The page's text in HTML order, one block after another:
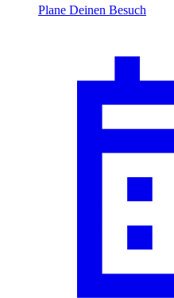
Plane Deinen Besuch